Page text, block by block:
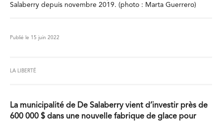
Salaberry depuis novembre 2019. (photo : Marta Guerrero)
Publié le 15 juin 2022
LA LIBERTÉ
La municipalité de De Salaberry vient d’investir près de
600 000 $ dans une nouvelle fabrique de glace pour